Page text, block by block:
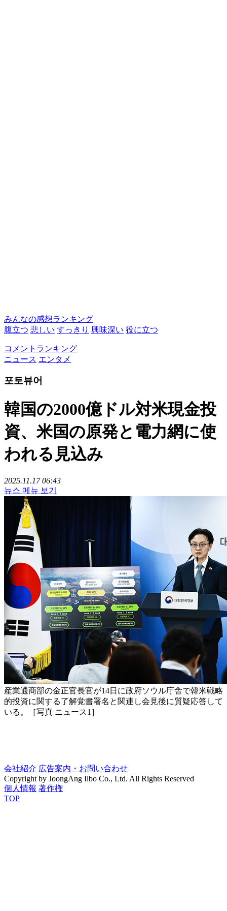
みんなの感想ランキング
腹立つ 悲しい すっきり 興味深い 役に立つ
コメントランキング
ニュース エンタメ
포토뷰어
韓国の2000億ドル対米現金投
資、米国の原発と電力網に使
われる見込み
2025.11.17 06:43
뉴스 메뉴 보기
産業通商部の金正官長官が14日に政府ソウル庁舎で韓米戦略
的投資に関する了解覚書署名と関連し会見後に質疑応答して
いる。［写真 ニュース1］
会社紹介 広告案内・お問い合わせ
Copyright by JoongAng Ilbo Co., Ltd. All Rights Reserved
個人情報 著作権
TOP